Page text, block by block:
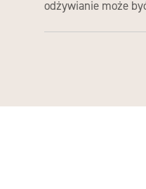
odżywianie może